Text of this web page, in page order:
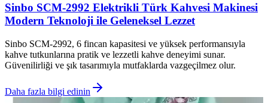
Sinbo SCM-2992 Elektrikli Türk Kahvesi Makinesi
Modern Teknoloji ile Geleneksel Lezzet
Sinbo SCM-2992, 6 fincan kapasitesi ve yüksek performansıyla
kahve tutkunlarına pratik ve lezzetli kahve deneyimi sunar.
Güvenilirliği ve şık tasarımıyla mutfaklarda vazgeçilmez olur.
Daha fazla bilgi edinin